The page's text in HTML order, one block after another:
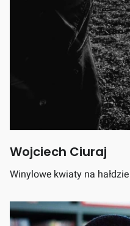
Wojciech Ciuraj
Winylowe kwiaty na hałdzie